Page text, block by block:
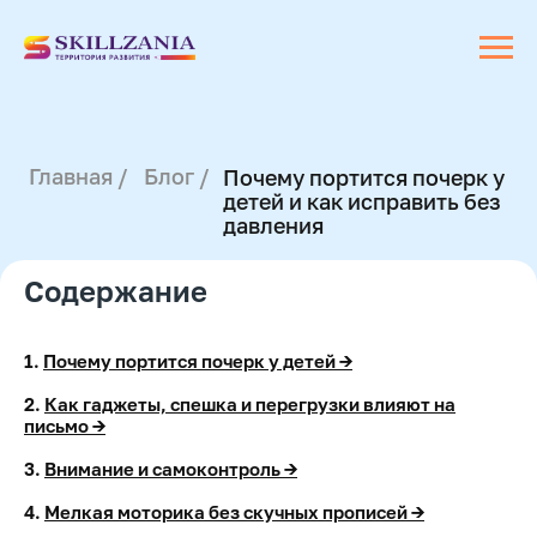
Содержание
1. Почему портится почерк у детей →
2. Как гаджеты, спешка и перегрузки влияют на
письмо →
3. Внимание и самоконтроль →
4. Мелкая моторика без скучных прописей →